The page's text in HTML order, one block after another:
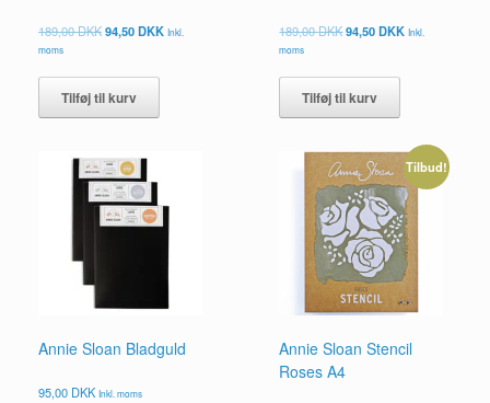
189,00DKKDen
var:
189,00 DKK.
94,50DKKDen
Inkl.
moms
Tilføj til kurv
189,00DKKDen
var:
189,00 DKK.
94,50DKKDen
Inkl.
moms
Tilføj til kurv
Annie Sloan Bladguld
95,00 DKK Inkl. moms
Tilbud!
Annie Sloan Stencil
Roses A4